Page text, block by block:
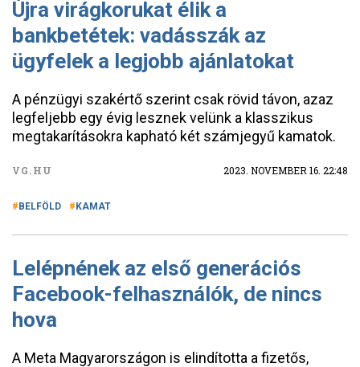
Újra virágkorukat élik a
bankbetétek: vadásszák az
ügyfelek a legjobb ajánlatokat
A pénzügyi szakértő szerint csak rövid távon, azaz
legfeljebb egy évig lesznek velünk a klasszikus
megtakarításokra kapható két számjegyű kamatok.
VG.HU 2023. NOVEMBER 16. 22:48
BELFÖLD KAMAT
Lelépnének az első generációs
Facebook-felhasználók, de nincs
hova
A Meta Magyarországon is elindította a fizetős,